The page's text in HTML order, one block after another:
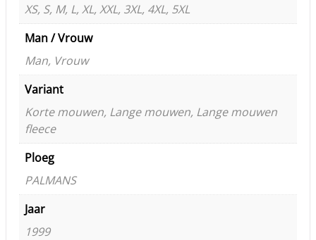
XS, S, M, L, XL, XXL, 3XL, 4XL, 5XL
Man / Vrouw
Man, Vrouw
Variant
Korte mouwen, Lange mouwen, Lange mouwen
fleece
Ploeg
PALMANS
Jaar
1999